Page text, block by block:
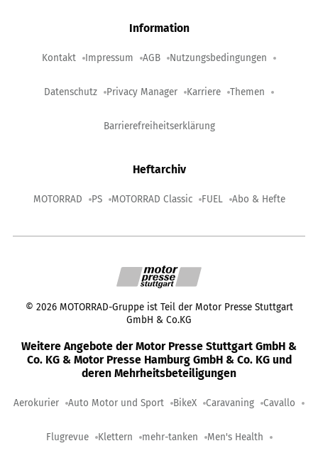
Information
Kontakt Impressum AGB Nutzungsbedingungen
Datenschutz Privacy Manager Karriere Themen
Barrierefreiheitserklärung
Heftarchiv
MOTORRAD PS MOTORRAD Classic FUEL Abo & Hefte
© 2026 MOTORRAD-Gruppe ist Teil der Motor Presse Stuttgart
GmbH & Co.KG
Weitere Angebote der Motor Presse Stuttgart GmbH &
Co. KG & Motor Presse Hamburg GmbH & Co. KG und
deren Mehrheitsbeteiligungen
Aerokurier Auto Motor und Sport BikeX Caravaning Cavallo
Flugrevue Klettern mehr-tanken Men's Health